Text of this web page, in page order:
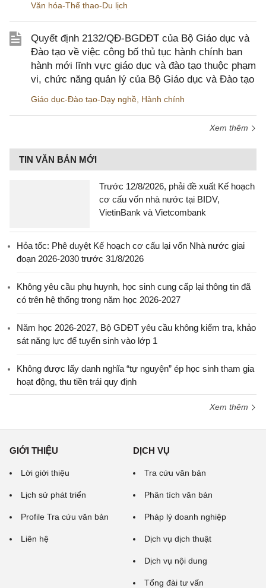
Văn hóa-Thể thao-Du lịch
Quyết định 2132/QĐ-BGDĐT của Bộ Giáo dục và
Đào tạo về việc công bố thủ tục hành chính ban
hành mới lĩnh vực giáo dục và đào tạo thuộc phạm
vi, chức năng quản lý của Bộ Giáo dục và Đào tạo
Giáo dục-Đào tạo-Dạy nghề Hành chính
Xem thêm
TIN VĂN BẢN MỚI
Trước 12/8/2026, phải đề xuất Kế hoạch
cơ cấu vốn nhà nước tại BIDV,
VietinBank và Vietcombank
Hỏa tốc: Phê duyệt Kế hoạch cơ cấu lại vốn Nhà nước giai
đoạn 2026-2030 trước 31/8/2026
Không yêu cầu phụ huynh, học sinh cung cấp lại thông tin đã
có trên hệ thống trong năm học 2026-2027
Năm học 2026-2027, Bộ GDĐT yêu cầu không kiểm tra, khảo
sát năng lực để tuyển sinh vào lớp 1
Không được lấy danh nghĩa “tự nguyện” ép học sinh tham gia
hoạt động, thu tiền trái quy định
Xem thêm
GIỚI THIỆU
Lời giới thiệu
Lịch sử phát triển
Profile Tra cứu văn bản
Liên hệ
DỊCH VỤ
Tra cứu văn bản
Phân tích văn bản
Pháp lý doanh nghiệp
Dịch vụ dịch thuật
Dịch vụ nội dung
Tổng đài tư vấn